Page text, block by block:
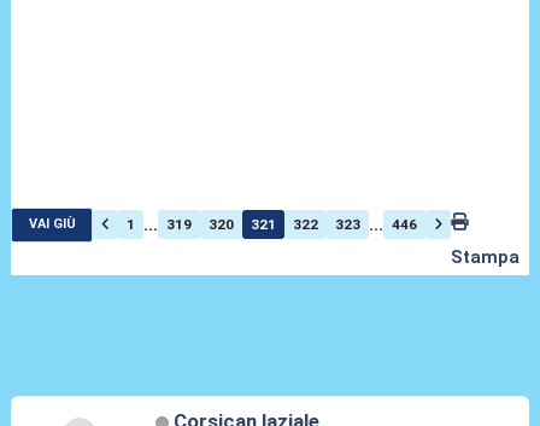
VAI GIÙ 1 ... 319 320 321 322 323 ... 446
Stampa